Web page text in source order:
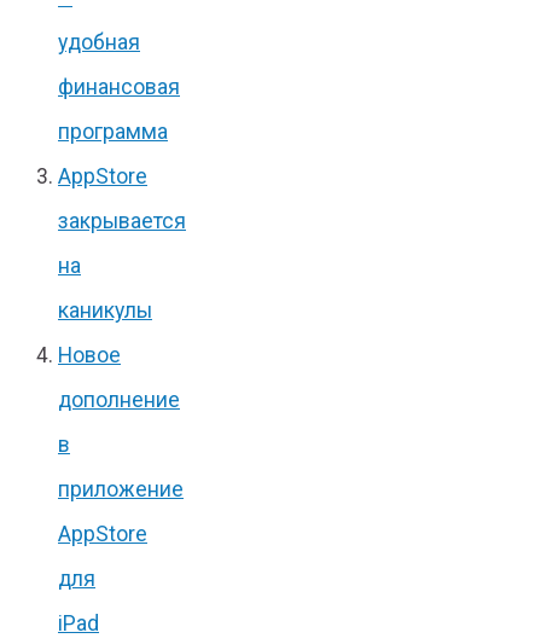
удобная
финансовая
программа
AppStore
закрывается
на
каникулы
Новое
дополнение
в
приложение
AppStore
для
iPad